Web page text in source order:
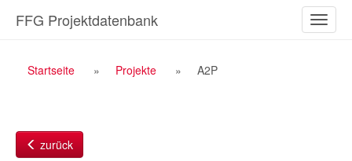
Inhalt
ein-/
FFG Projektdatenbank
Breadcrumb
Startseite Projekte A2P
zurück